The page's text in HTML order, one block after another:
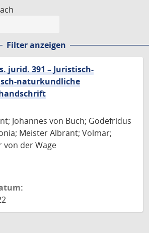
Filter anzeigen
jurid. 391 – Juristisch-
naturkundliche
Johannes von Buch; Godefridus
Meister Albrant; Volmar;
von der Wage